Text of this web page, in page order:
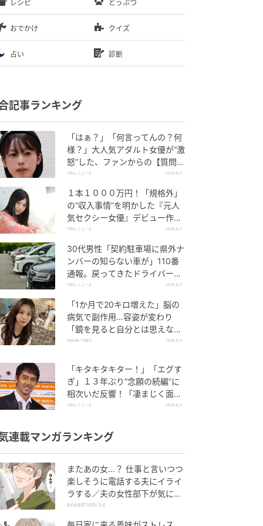
レシピ どうぶつ
おでかけ クイズ
占い 診断
記事ランキング
「はぁ？」「何言ってんの？何
様？」大人気アダルト女優が“激
怒”した、ファンからの【質問】
とは
TRILL ニュース 2026.8.5
１本１０００万円！「規格外」
の“収入事情”を明かした『元人
気セクシー女優』デビュー作
が“１０万本”を記録した逸材
TRILL ニュース 2026.8.4
30代男性「契約駐車場に県外ナ
ンバーの知らない車が」110番
通報。戻ってきたドライバー
の“言い分”に「口論になった」
TRILL ニュース 2026.8.5
「1か月で20キロ増えた」脳の
病気で副作用…容姿が変わり
「鏡を見ると自分とは思えなか
った」壮絶な闘病生活明かす
ABEMA TIMES 2026.8.5
「キタキタキター！」「エグす
ぎ」１３年ぶり“念願の続編”に
相次いだ反響！「凄まじく面白
い」“賞 総なめ”『伝説級ドラ
TRILL ニュース 2026.8.4
連載マンガランキング
またあの女…？ 仕事と言いつつ
楽しそうに電話する夫にイライ
ラする／夫の女性部下が気にな
る（1）【夫婦の危機 まんが】
夫の女性部下が気になる